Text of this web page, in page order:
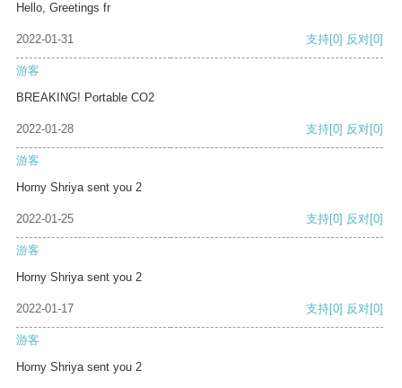
Hello, Greetings fr
2022-01-31 支持[0] 反对[0]
游客
BREAKING! Portable CO2
2022-01-28 支持[0] 反对[0]
游客
Horny Shriya sent you 2
2022-01-25 支持[0] 反对[0]
游客
Horny Shriya sent you 2
2022-01-17 支持[0] 反对[0]
游客
Horny Shriya sent you 2